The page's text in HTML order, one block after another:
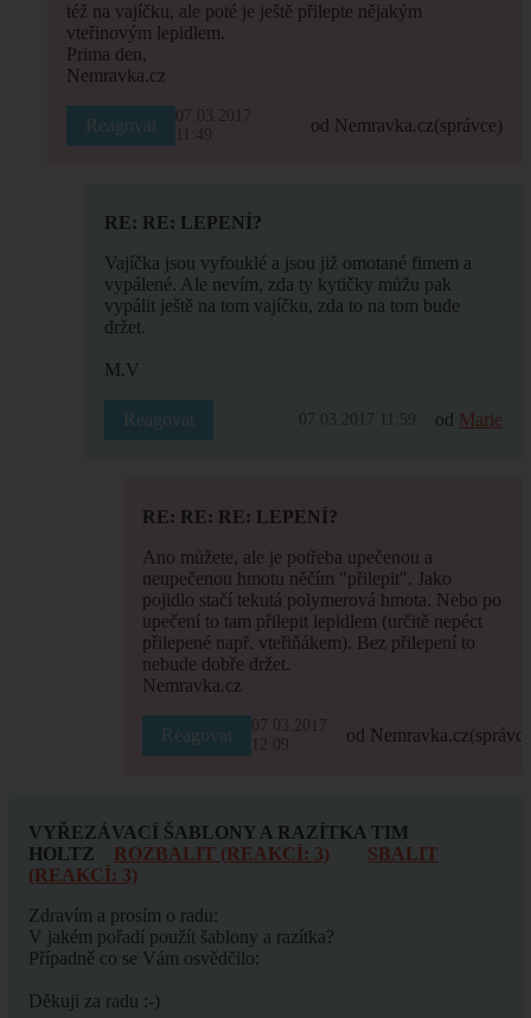
též na vajíčku, ale poté je ještě přilepte nějakým
vteřinovým lepidlem.
Prima den,
Nemravka.cz
Reagovat
07.03.2017
11:49
od Nemravka.cz(správce)
RE: RE: LEPENÍ?
Vajíčka jsou vyfouklé a jsou již omotané fimem a
vypálené. Ale nevím, zda ty kytičky můžu pak
vypálit ještě na tom vajíčku, zda to na tom bude
držet.
M.V
Reagovat 07.03.2017 11:59 od Marie
RE: RE: RE: LEPENÍ?
Ano můžete, ale je potřeba upečenou a
neupečenou hmotu něčím "přilepit". Jako
pojidlo stačí tekutá polymerová hmota. Nebo po
upečení to tam přilepit lepidlem (určitě nepéct
přilepené např. vteřiňákem). Bez přilepení to
nebude dobře držet.
Nemravka.cz
Reagovat
07.03.2017
12:09
od Nemravka.cz
VYŘEZÁVACÍ ŠABLONY A RAZÍTKA TIM
HOLTZ
ROZBALIT (REAKCÍ: 3)
SBALIT
(REAKCÍ: 3)
Zdravím a prosím o radu:
V jakém pořadí použít šablony a razítka?
Případně co se Vám osvědčilo:
Děkuji za radu :-)